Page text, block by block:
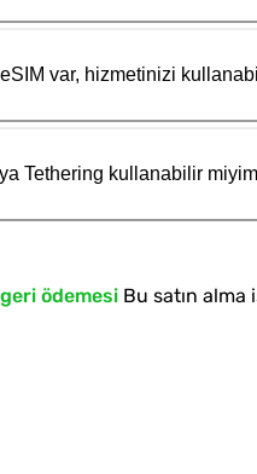
var, hizmetinizi
Tethering kullanabilir
ödemesi Bu satın alma